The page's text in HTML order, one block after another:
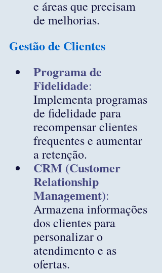
e áreas que precisam
de melhorias.
Gestão de Clientes
Programa de
Fidelidade:
Implementa programas
de fidelidade para
recompensar clientes
frequentes e aumentar
a retenção.
CRM (Customer
Relationship
Management):
Armazena informações
dos clientes para
personalizar o
atendimento e as
ofertas.